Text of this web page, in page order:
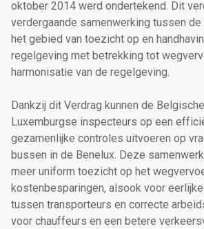
oktober 2014 werd ondertekend. Dit
verdergaande samenwerking tussen
het gebied van toezicht op en
regelgeving met betrekking tot
harmonisatie van de regelgeving.
Dankzij dit Verdrag kunnen de
Luxemburgse inspecteurs op een
gezamenlijke controles uitvoeren op
bussen in de Benelux. Deze
meer uniform toezicht op het
kostenbesparingen, alsook voor
tussen transporteurs en correcte
voor chauffeurs en een betere